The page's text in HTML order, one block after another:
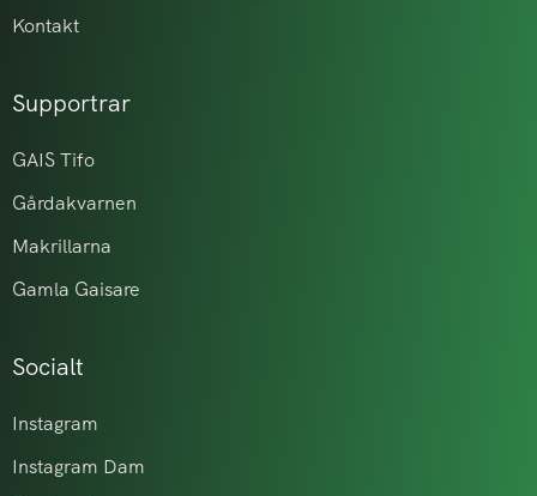
Kontakt
Supportrar
GAIS Tifo
Gårdakvarnen
Makrillarna
Gamla Gaisare
Socialt
Instagram
Instagram Dam